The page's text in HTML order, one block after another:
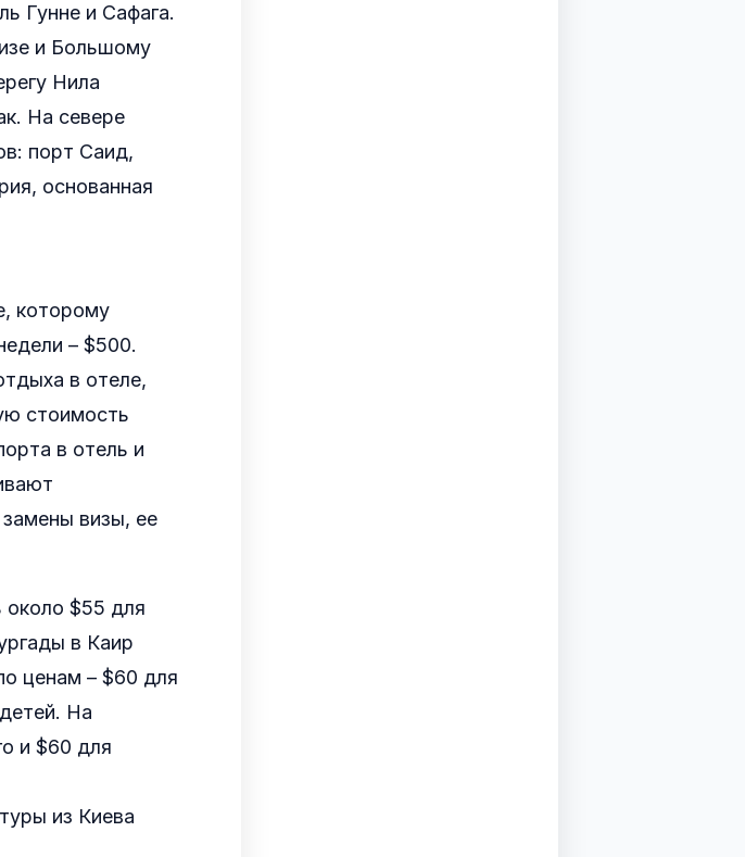
Гунне и Сафага.
и Большому
Нила
На севере
порт Саид,
основанная
которому
– $500.
в отеле,
стоимость
в отель и
визы, ее
около $55 для
в Каир
ценам – $60 для
На
и $60 для
из Киева